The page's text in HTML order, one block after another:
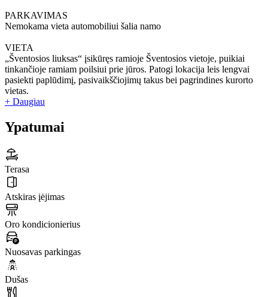
PARKAVIMAS
Nemokama vieta automobiliui šalia namo
VIETA
„Šventosios liuksas“ įsikūręs ramioje Šventosios vietoje, puikiai
tinkančioje ramiam poilsiui prie jūros. Patogi lokacija leis lengvai
pasiekti paplūdimį, pasivaikščiojimų takus bei pagrindines kurorto
vietas.
+ Daugiau
Ypatumai
Terasa
Atskiras įėjimas
Oro kondicionierius
Nuosavas parkingas
Dušas